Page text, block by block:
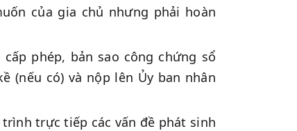
của gia chủ nhưng phải hoàn
phép, bản sao công chứng sổ
(nếu có) và nộp lên Ủy ban nhân
trực tiếp các vấn đề phát sinh